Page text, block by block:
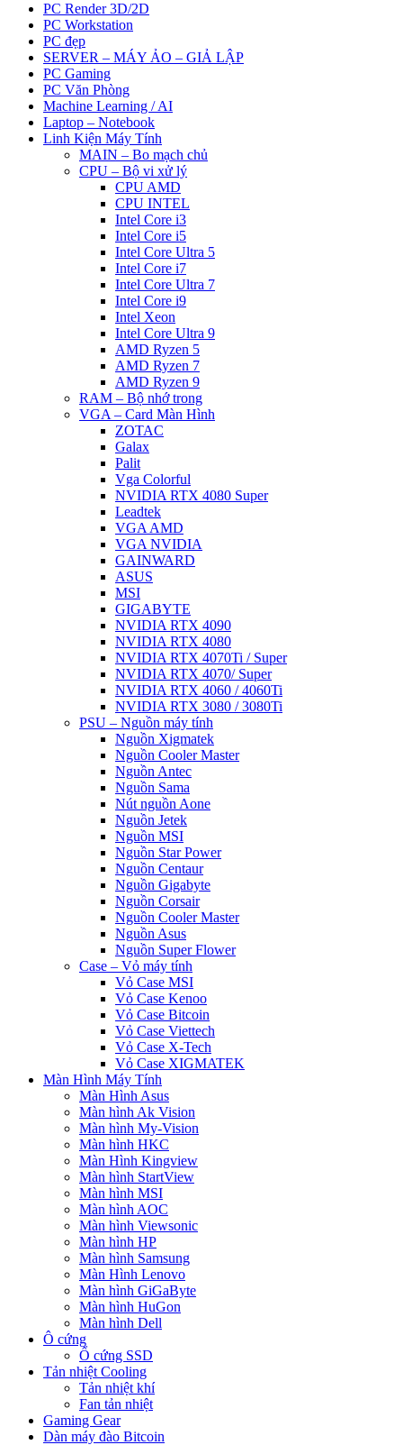
PC Render 3D/2D
PC Workstation
PC đẹp
SERVER – MÁY ẢO – GIẢ LẬP
PC Gaming
PC Văn Phòng
Machine Learning / AI
Laptop – Notebook
Linh Kiện Máy Tính
MAIN – Bo mạch chủ
CPU – Bộ vi xử lý
CPU AMD
CPU INTEL
Intel Core i3
Intel Core i5
Intel Core Ultra 5
Intel Core i7
Intel Core Ultra 7
Intel Core i9
Intel Xeon
Intel Core Ultra 9
AMD Ryzen 5
AMD Ryzen 7
AMD Ryzen 9
RAM – Bộ nhớ trong
VGA – Card Màn Hình
ZOTAC
Galax
Palit
Vga Colorful
NVIDIA RTX 4080 Super
Leadtek
VGA AMD
VGA NVIDIA
GAINWARD
ASUS
MSI
GIGABYTE
NVIDIA RTX 4090
NVIDIA RTX 4080
NVIDIA RTX 4070Ti / Super
NVIDIA RTX 4070/ Super
NVIDIA RTX 4060 / 4060Ti
NVIDIA RTX 3080 / 3080Ti
PSU – Nguồn máy tính
Nguồn Xigmatek
Nguồn Cooler Master
Nguồn Antec
Nguồn Sama
Nút nguồn Aone
Nguồn Jetek
Nguồn MSI
Nguồn Star Power
Nguồn Centaur
Nguồn Gigabyte
Nguồn Corsair
Nguồn Cooler Master
Nguồn Asus
Nguồn Super Flower
Case – Vỏ máy tính
Vỏ Case MSI
Vỏ Case Kenoo
Vỏ Case Bitcoin
Vỏ Case Viettech
Vỏ Case X-Tech
Vỏ Case XIGMATEK
Màn Hình Máy Tính
Màn Hình Asus
Màn hình Ak Vision
Màn hình My-Vision
Màn hình HKC
Màn Hình Kingview
Màn hình StartView
Màn hình MSI
Màn hình AOC
Màn hình Viewsonic
Màn hình HP
Màn hình Samsung
Màn Hình Lenovo
Màn hình GiGaByte
Màn hình HuGon
Màn hình Dell
Ô cứng
Ổ cứng SSD
Tản nhiệt Cooling
Tản nhiệt khí
Fan tản nhiệt
Gaming Gear
Dàn máy đào Bitcoin